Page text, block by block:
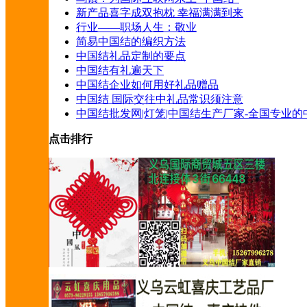
新产品喜字成双抱枕 幸福满满到来
行业——职场人生：敬业
简易中国结的编织方法
中国结礼品定制的要点
中国结有礼遍天下
中国结企业如何用好礼品赠品
中国结 国际交往中礼品常识须注意
中国结批发网|灯笼|中国结生产厂家-全国专业的
点击排行